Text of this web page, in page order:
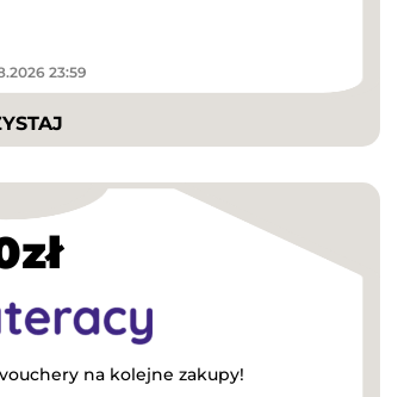
23:59
na kolejne zakupy!